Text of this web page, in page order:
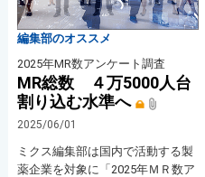
編集部のオススメ
2025年MR数アンケート調査
MR総数 ４万5000人台
割り込む水準へ
2025/06/01
ミクス編集部は国内で活動する製
薬企業を対象に「2025年ＭＲ数ア